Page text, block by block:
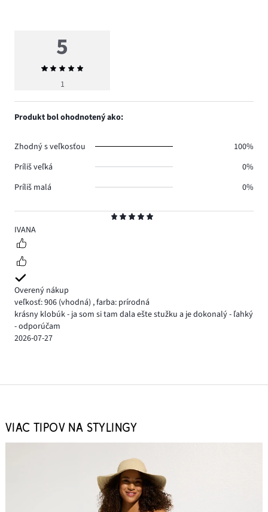
5
IVANA
Overený nákup
veľkosť: 906 (vhodná) ,farba: prírodná
krásny klobúk - ja som si tam dala ešte stužku a je dokonalý - ľahký
- odporúčam
2026-07-27
5
Priemerné
hodnotenie
1
Produkt bol ohodnotený ako:
Zhodný s veľkosťou
100%
Príliš veľká
0%
Príliš malá
0%
VIAC TIPOV NA STYLINGY